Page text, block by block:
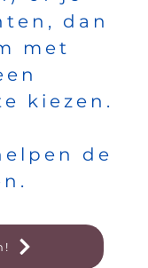
dan
met
kiezen.
de